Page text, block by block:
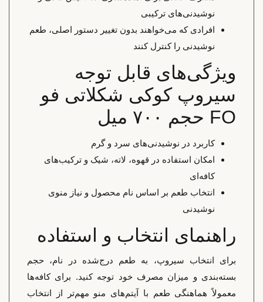
نوشیدنی‌های ترکیبی
افرادی که می‌خواهند بدون تغییر دستور اصلی، طعم
نوشیدنی را کنترل کنند
ویژگی‌های قابل توجه
سیروپ کوکی شکلاتی فو
FO حجم ۷۰۰ میل
کاربرد در نوشیدنی‌های سرد و گرم
امکان استفاده در قهوه، لاته، شیک و ترکیب‌های
کافه‌ای
انتخاب طعم بر اساس نام محصول و نیاز منوی
نوشیدنی
راهنمای انتخاب و استفاده
برای انتخاب سیروپ، به طعم درج‌شده در نام، حجم
بسته‌بندی و میزان مصرف خود توجه کنید. برای کافه‌ها
معمولاً هماهنگی طعم با آیتم‌های منو مهم‌تر از انتخاب